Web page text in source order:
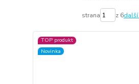
strana z 6další
TOP produkt
Novinka